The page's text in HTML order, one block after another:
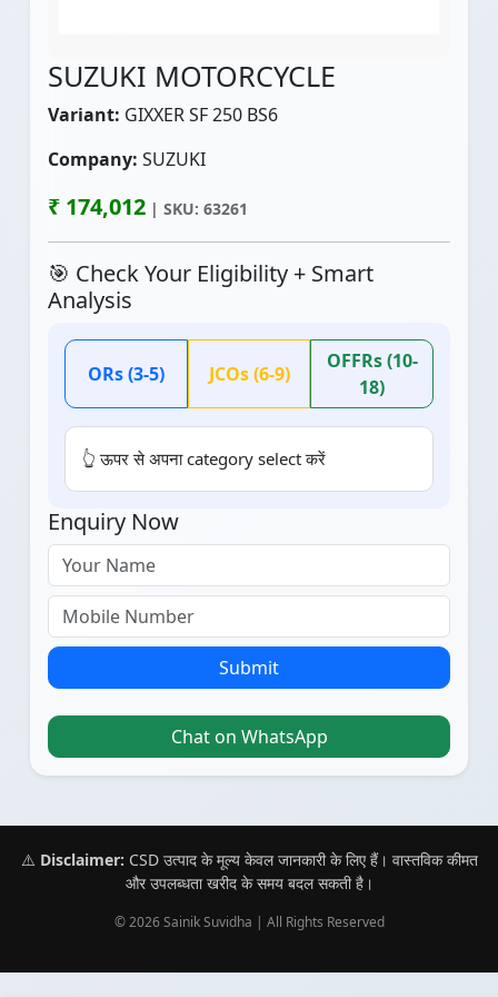
SUZUKI MOTORCYCLE
Variant: GIXXER SF 250 BS6
Company: SUZUKI
₹ 174,012 | SKU: 63261
🎯 Check Your Eligibility + Smart
Analysis
ORs (3-5) JCOs (6-9)
OFFRs (10-
18)
👆 ऊपर से अपना category select करें
Enquiry Now
Submit
Chat on WhatsApp
⚠️ Disclaimer: CSD उत्पाद के मूल्य केवल जानकारी के लिए हैं। वास्तविक कीमत
और उपलब्धता खरीद के समय बदल सकती है।
© 2026 Sainik Suvidha | All Rights Reserved